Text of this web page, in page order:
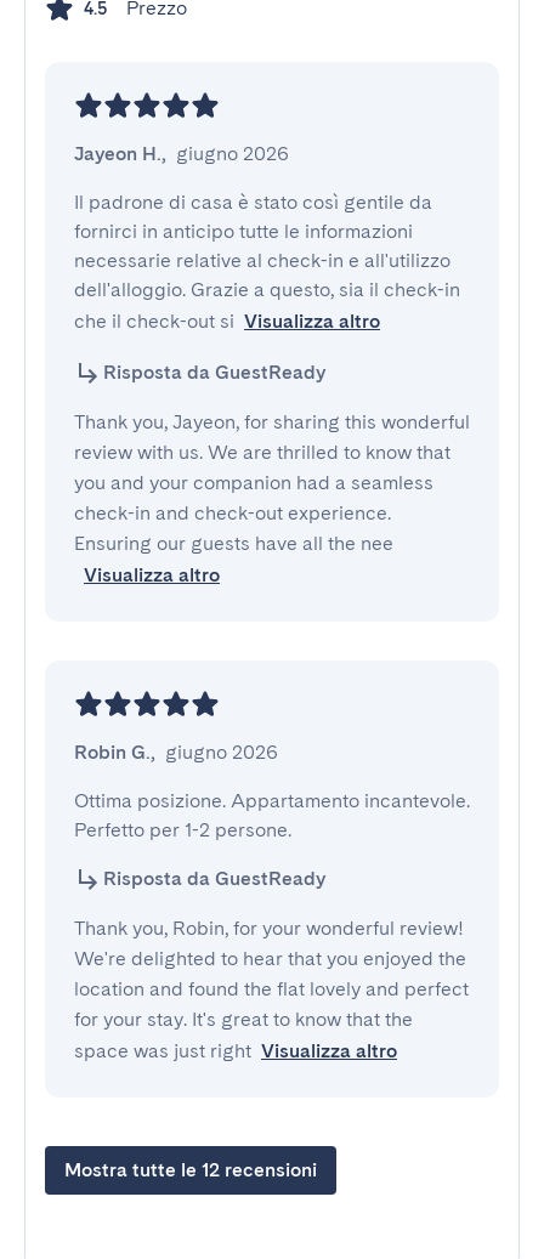
4.5 Prezzo
Jayeon H., giugno 2026
Il padrone di casa è stato così gentile da
fornirci in anticipo tutte le informazioni
necessarie relative al check-in e all'utilizzo
dell'alloggio. Grazie a questo, sia il check-in
che il check-out si Visualizza altro
Risposta da GuestReady
Thank you, Jayeon, for sharing this wonderful
review with us. We are thrilled to know that
you and your companion had a seamless
check-in and check-out experience.
Ensuring our guests have all the nee
Visualizza altro
Robin G., giugno 2026
Ottima posizione. Appartamento incantevole.
Perfetto per 1-2 persone.
Risposta da GuestReady
Thank you, Robin, for your wonderful review!
We're delighted to hear that you enjoyed the
location and found the flat lovely and perfect
for your stay. It's great to know that the
space was just right Visualizza altro
Mostra tutte le 12 recensioni